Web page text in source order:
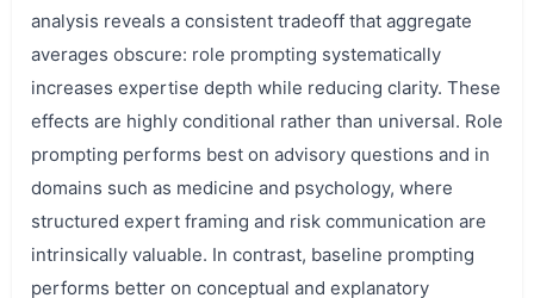
analysis reveals a consistent tradeoff that aggregate
averages obscure: role prompting systematically
increases expertise depth while reducing clarity. These
effects are highly conditional rather than universal. Role
prompting performs best on advisory questions and in
domains such as medicine and psychology, where
structured expert framing and risk communication are
intrinsically valuable. In contrast, baseline prompting
performs better on conceptual and explanatory